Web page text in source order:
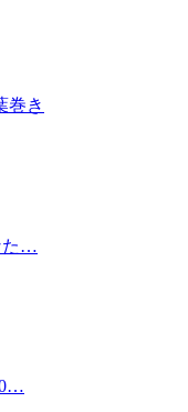
巻き
た…